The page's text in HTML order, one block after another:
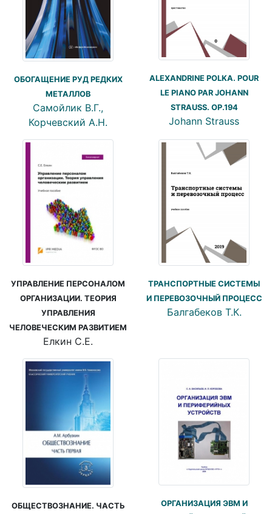
ОБОГАЩЕНИЕ РУД РЕДКИХ
МЕТАЛЛОВ
Самойлик В.Г.,
Корчевский А.Н.
ALEXANDRINE POLKA. POUR
LE PIANO PAR JOHANN
STRAUSS. OP.194
Johann Strauss
УПРАВЛЕНИЕ ПЕРСОНАЛОМ
ОРГАНИЗАЦИИ. ТЕОРИЯ
УПРАВЛЕНИЯ
ЧЕЛОВЕЧЕСКИМ РАЗВИТИЕМ
Елкин С.Е.
ТРАНСПОРТНЫЕ СИСТЕМЫ
И ПЕРЕВОЗОЧНЫЙ ПРОЦЕСС
Балгабеков Т.К.
ОБЩЕСТВОЗНАНИЕ. ЧАСТЬ
ОРГАНИЗАЦИЯ ЭВМ И